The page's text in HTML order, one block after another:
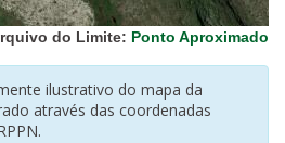
do Limite: Ponto Aproximado
ilustrativo do mapa da
através das coordenadas